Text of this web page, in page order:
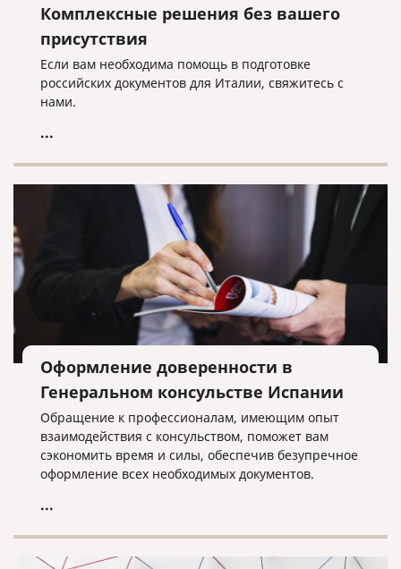
Комплексные решения без вашего
присутствия
Если вам необходима помощь в подготовке
российских документов для Италии, свяжитесь с
нами.
...
Оформление доверенности в
Генеральном консульстве Испании
Обращение к профессионалам, имеющим опыт
взаимодействия с консульством, поможет вам
сэкономить время и силы, обеспечив безупречное
оформление всех необходимых документов.
...